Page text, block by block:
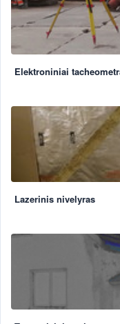
Elektroniniai
Lazerinis nivelyras